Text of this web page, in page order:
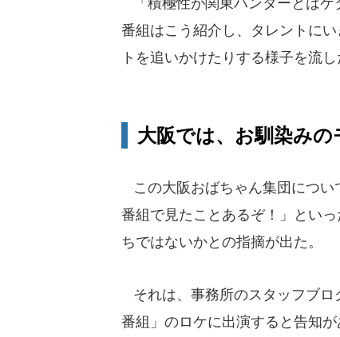
番組はこう紹介し、タレントに
トを追いかけたりする様子を流
大阪では、お馴染み
この大阪おばちゃん集団につい
番組で見たことあるぞ！」とい
ちではないかとの指摘が出た。
それは、事務所のスタッフブロ
番組」のロケに出演すると告知